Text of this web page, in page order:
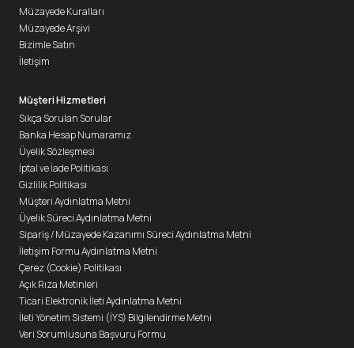
Müzayede Kuralları
Müzayede Arşivi
Bizimle Satın
İletişim
Müşteri Hizmetleri
Sıkça Sorulan Sorular
Banka Hesap Numaramız
Üyelik Sözleşmesi
İptal ve İade Politikası
Gizlilik Politikası
Müşteri Aydınlatma Metni
Üyelik Süreci Aydınlatma Metni
Sipariş / Müzayede Kazanımı Süreci Aydınlatma Metni
İletişim Formu Aydınlatma Metni
Çerez (Cookie) Politikası
Açık Rıza Metinleri
Ticari Elektronik İleti Aydınlatma Metni
İleti Yönetim Sistemi (İYS) Bilgilendirme Metni
Veri Sorumlusuna Başvuru Formu